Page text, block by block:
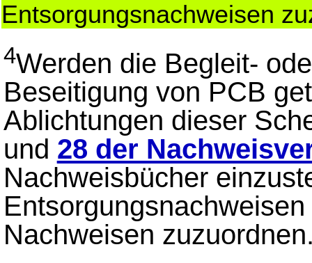
Entsorgungsnachweisen
4Werden die Begleit-
Beseitigung von PCB
Ablichtungen dieser
und 28 der
Nachweisbücher
Nachweisen